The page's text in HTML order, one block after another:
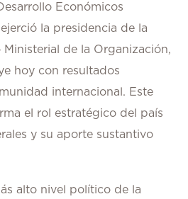
Económicos
la presidencia de la
Ministerial de la Organización,
hoy con resultados
internacional. Este
el rol estratégico del país
y su aporte sustantivo
alto nivel político de la